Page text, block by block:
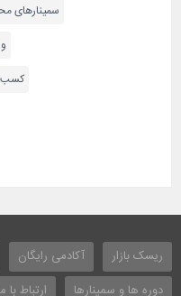
سمینارهای
کسب و
ریسک بازار آکادمی رایگان
دوره ها و سمینارها
ارتباط با